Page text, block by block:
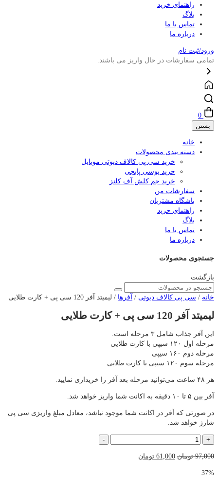
راهنمای خرید
بلاگ
تماس با ما
درباره ما
ورود/ثبت نام
تمامی سفارشات در حال واریز می باشند.
0
بستن
خانه
دسته بندی محصولات
خرید سی پی کالاف دیوتی موبایل
خرید یوسی پابجی
خرید جم کلش آف کلنز
سفارشات من
باشگاه مشتریان
راهنمای خرید
بلاگ
تماس با ما
درباره ما
جستجوی محصولات
بازگشت
خانه / سی پی کالاف دیوتی / آفرها / لیمیتد آفر 120 سی پی + کارت طلایی
لیمیتد آفر 120 سی پی + کارت طلایی
این آفر جذاب شامل ۳ مرحله است.
مرحله اول ۱۲۰ سیپی با کارت طلایی
مرحله دوم ۱۶۰ سیپی
مرحله سوم ۱۲۰ سیپی با کارت طلایی
هر ۴۸ ساعت می‌توانید مرحله بعد آفر را خریداری نمایید.
آفر بین ۵ تا ۱۰ دقیقه به اکانت شما واریز خواهد شد.
در صورتی که آفر در اکانت شما موجود نباشد، معادل مبلغ واریزی سی پی
شارژ خواهد شد.
+
لیمیتد
120
-
97,000 تومان قیمت
61,000 تومان
37%